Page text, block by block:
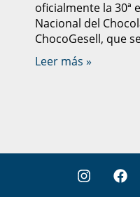
oficialmente la 30ª
Nacional del
ChocoGesell, que
Leer más »